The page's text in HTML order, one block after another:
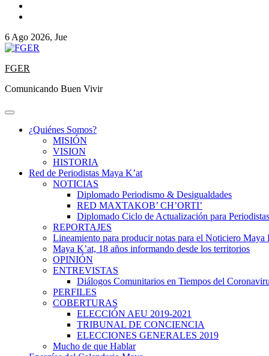
6 Ago 2026, Jue
FGER
Comunicando Buen Vivir
¿Quiénes Somos?
MISIÓN
VISION
HISTORIA
Red de Periodistas Maya K’at
NOTICIAS
Diplomado Periodismo & Desigualdades
RED MAXTAKOB’ CH’ORTI’
Diplomado Ciclo de Actualización para Periodistas
REPORTAJES
Lineamiento para producir notas para el Noticiero Maya
Maya K’at, 18 años informando desde los territorios
OPINIÓN
ENTREVISTAS
Diálogos Comunitarios en Tiempos del
PERFILES
COBERTURAS
ELECCIÓN AEU 2019-2021
TRIBUNAL DE CONCIENCIA
ELECCIONES GENERALES 2019
Mucho de que Hablar